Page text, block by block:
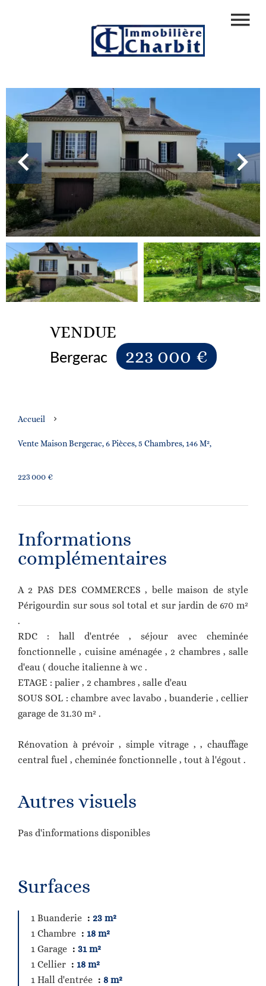
VENDUE
Bergerac 223 000 €
Accueil
Vente Maison Bergerac, 6 Pièces, 5 Chambres, 146 M²,
223 000 €
Informations
complémentaires
A 2 PAS DES COMMERCES , belle maison de style
Périgourdin sur sous sol total et sur jardin de 670 m²
.
RDC : hall d'entrée , séjour avec cheminée
fonctionnelle , cuisine aménagée , 2 chambres , salle
d'eau ( douche italienne à wc .
ETAGE : palier , 2 chambres , salle d'eau
SOUS SOL : chambre avec lavabo , buanderie , cellier
garage de 31.30 m² .
Rénovation à prévoir , simple vitrage , , chauffage
central fuel , cheminée fonctionnelle , tout à l'égout .
Autres visuels
Pas d'informations disponibles
Surfaces
1 Buanderie
23 m²
1 Chambre
18 m²
1 Garage
31 m²
1 Cellier
18 m²
1 Hall d'entrée
8 m²